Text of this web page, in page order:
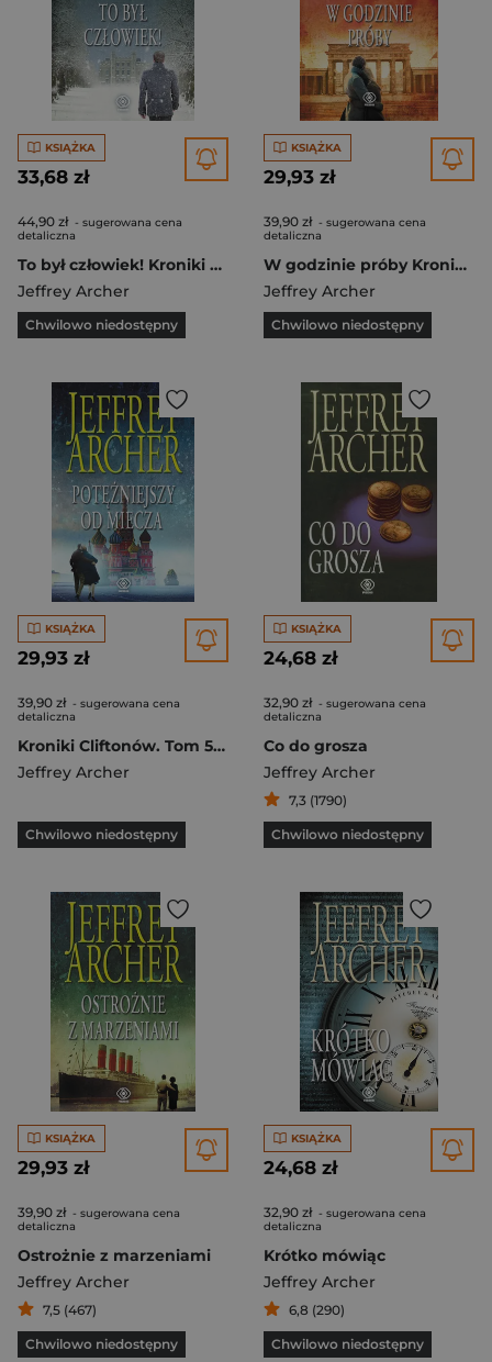
KSIĄŻKA
33,68 zł
44,90 zł - sugerowana cena
detaliczna
To był człowiek! Kroniki Cliftonów tom 7
Jeffrey Archer
Chwilowo niedostępny
KSIĄŻKA
29,93 zł
39,90 zł - sugerowana cena
detaliczna
W godzinie próby Kroniki Cliftonów Tom 6
Jeffrey Archer
Chwilowo niedostępny
KSIĄŻKA
29,93 zł
39,90 zł - sugerowana cena
detaliczna
Kroniki Cliftonów. Tom 5. Potężniejszy od miecza
Jeffrey Archer
Chwilowo niedostępny
KSIĄŻKA
24,68 zł
32,90 zł - sugerowana cena
detaliczna
Co do grosza
Jeffrey Archer
7,3 (1790)
Chwilowo niedostępny
KSIĄŻKA
29,93 zł
39,90 zł - sugerowana cena
detaliczna
Ostrożnie z marzeniami
Jeffrey Archer
7,5 (467)
Chwilowo niedostępny
KSIĄŻKA
24,68 zł
32,90 zł - sugerowana cena
detaliczna
Krótko mówiąc
Jeffrey Archer
6,8 (290)
Chwilowo niedostępny